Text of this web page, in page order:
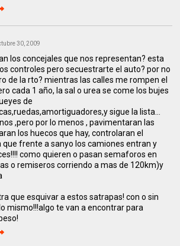
30, 2009
los concejales que nos representan? esta
controles pero secuestrarte el auto? por no
de la rto? mientras las calles me rompen el
cada 1 año, la sal o urea se come los bujes
de
sigue la lista...
,pero por lo menos , pavimentaran las
los huecos que hay, controlaran el
que frente a sanyo los camiones entran y
como quieren o pasan semaforos en
o remiseros corriendo a mas de 120km)y
que esquivar a estos satrapas! con o sin
mismo!!!algo te van a encontrar para